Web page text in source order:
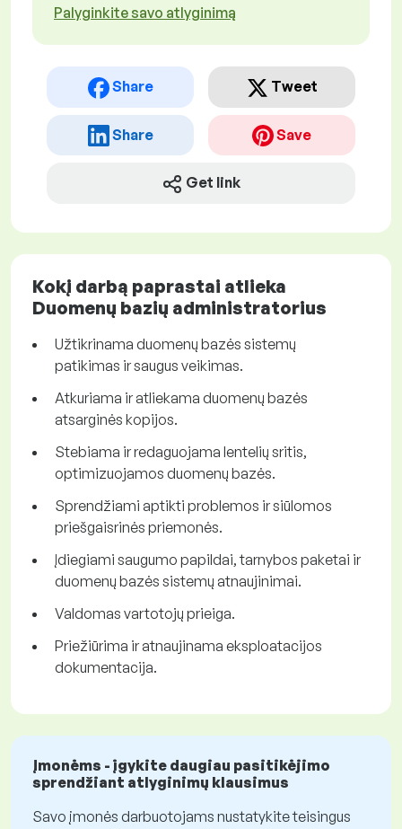
Palyginkite savo atlyginimą
Share Tweet
Share Save
Get link
Kokį darbą paprastai atlieka
Duomenų bazių administratorius
Užtikrinama duomenų bazės sistemų
patikimas ir saugus veikimas.
Atkuriama ir atliekama duomenų bazės
atsarginės kopijos.
Stebiama ir redaguojama lentelių sritis,
optimizuojamos duomenų bazės.
Sprendžiami aptikti problemos ir siūlomos
priešgaisrinės priemonės.
Įdiegiami saugumo papildai, tarnybos paketai ir
duomenų bazės sistemų atnaujinimai.
Valdomas vartotojų prieiga.
Priežiūrima ir atnaujinama eksploatacijos
dokumentacija.
Įmonėms - įgykite daugiau pasitikėjimo
sprendžiant atlyginimų klausimus
Savo įmonės darbuotojams nustatykite teisingus